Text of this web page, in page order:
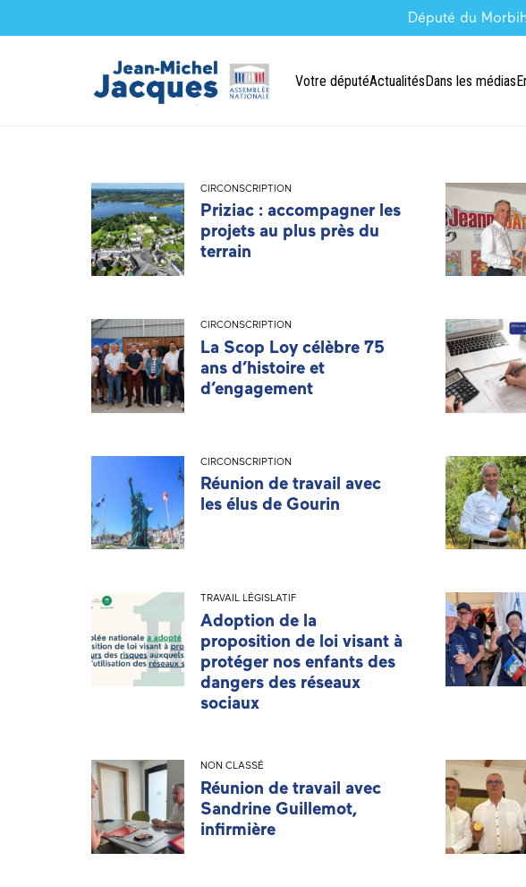
Député du
Votre députéActualitésDans les médias
CIRCONSCRIPTION
Priziac : accompagner les
projets au plus près du
terrain
CIRCONSCRIPTION
La Scop Loy célèbre 75
ans d’histoire et
d’engagement
CIRCONSCRIPTION
Réunion de travail avec
les élus de Gourin
TRAVAIL LÉGISLATIF
Adoption de la
proposition de loi visant à
protéger nos enfants des
dangers des réseaux
sociaux
NON CLASSÉ
Réunion de travail avec
Sandrine Guillemot,
infirmière